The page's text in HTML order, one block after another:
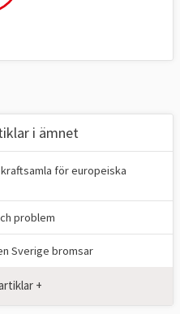
visas på bild
i ämnet
för europeiska
problem
Sverige bromsar
+